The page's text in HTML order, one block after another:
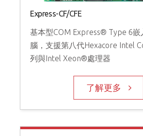
Express-CF/CFE
基本型COM Express® Type 6嵌
腦，支援第八代Hexacore Intel
列與Intel Xeon®處理器
了解更多